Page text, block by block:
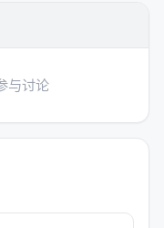
定义的随机过程
。MNO 把
在数学上是否总是
性路径。
与讨论